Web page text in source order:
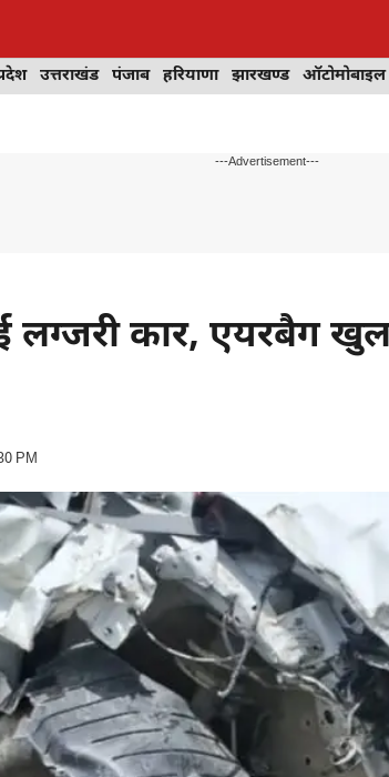
उत्तराखंड पंजाब हरियाणा झारखण्ड ऑटोमोबाइल
---Advertisement---
लग्जरी कार, एयरबैग
PM